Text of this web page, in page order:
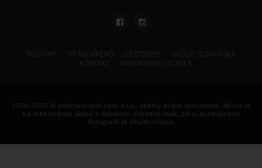
2020-2023 © pelicantravel.com s.r.o., všetky práva vyhradené. Ak nie je
na webstránke alebo v článkoch uvedené inak, zdroj ilustračných
fotografií je Shutterstock.